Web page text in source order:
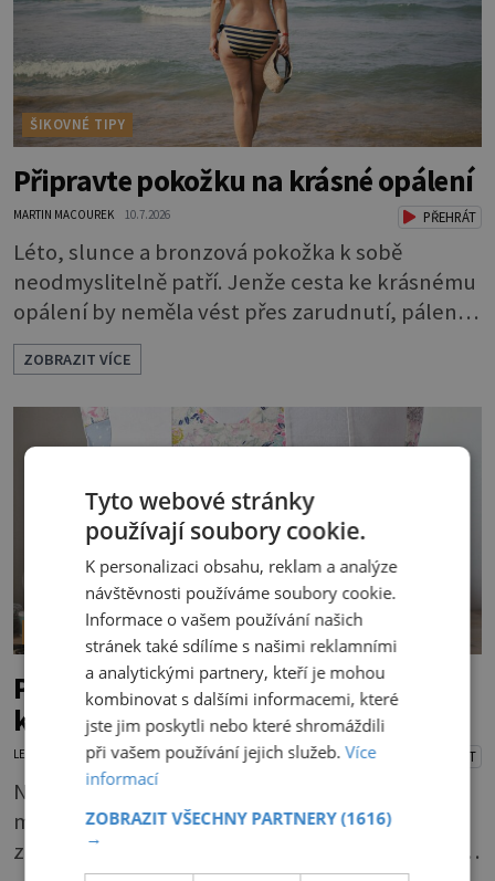
ŠIKOVNÉ TIPY
Připravte pokožku na krásné opálení
MARTIN MACOUREK 10.7.2026 PŘEHRÁT
Léto, slunce a bronzová pokožka k sobě
neodmyslitelně patří. Jenže cesta ke krásnému
opálení by neměla vést přes zarudnutí, pálení a
loupající se kůže. Spálená pokožka není
známkou „základu“ pro opálení, ale reakcí na
nadměrné UV záření. Pokud chcete, aby pleť i
pokožka těla vypadaly zdravě, hladce a opálení
vydrželo co nejdéle, vyplatí se začít s přípravou
už několik týdnů před první dovolenou.
ZOBRAZIT VÍCE
ŠIKOVNÉ TIPY
Patchwork: Vyrobte si polštářek s
kočičkou
LENKA KORANDOVÁ 7.7.2026 PŘEHRÁT
Nadchne především děti, ale naparádit s ním
můžete i postel v ložnici. A když budete mít
zbytky tmavších látek ladící s obývákem, bude
Tyto webové stránky
používají soubory cookie.
K personalizaci obsahu, reklam a analýze
návštěvnosti používáme soubory cookie.
Informace o vašem používání našich
stránek také sdílíme s našimi reklamními
a analytickými partnery, kteří je mohou
kombinovat s dalšími informacemi, které
jste jim poskytli nebo které shromáždili
při vašem používání jejich služeb.Více
informací
ZOBRAZIT VŠECHNY PARTNERY(1616)
→